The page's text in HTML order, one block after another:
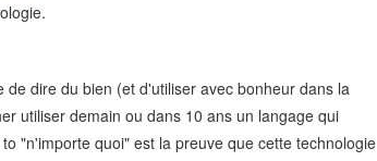
dire du bien (et d'utiliser avec bonheur dans la
utiliser demain ou dans 10 ans un langage qui
"n'importe quoi" est la preuve que cette technologie